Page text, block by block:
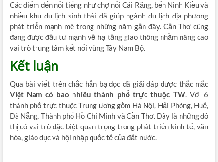
Các điểm đến nổi tiếng như chợ nổi Cái Răng, bến Ninh Kiều và
nhiều khu du lịch sinh thái đã giúp ngành du lịch địa phương
phát triển mạnh mẽ trong những năm gần đây. Cần Thơ cũng
đang được đầu tư mạnh về hạ tầng giao thông nhằm nâng cao
vai trò trung tâm kết nối vùng Tây Nam Bộ.
Kết luận
Qua bài viết trên chắc hẳn bạ đọc đã giải đáp được thắc mắc
Việt Nam có bao nhiêu thành phố trực thuộc TW. Với 6
thành phố trực thuộc Trung ương gồm Hà Nội, Hải Phòng, Huế,
Đà Nẵng, Thành phố Hồ Chí Minh và Cần Thơ. Đây là những đô
thị có vai trò đặc biệt quan trọng trong phát triển kinh tế, văn
hóa, giáo dục và hội nhập quốc tế của đất nước.